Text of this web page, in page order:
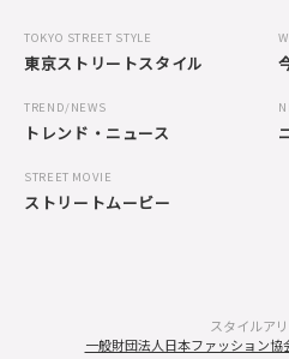
TOKYO STREET STYLE
東京ストリートスタイル
TREND/NEWS
トレンド・ニュース
STREET MOVIE
ストリートムービー
スタイルア
一般財団法人日本ファッション協